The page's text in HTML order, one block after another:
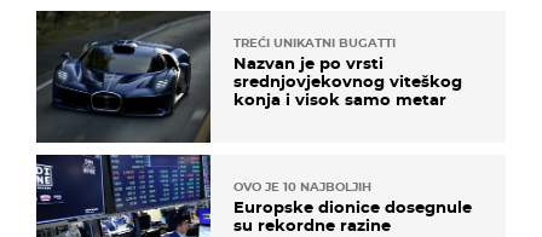
TREĆI UNIKATNI BUGATTI
Nazvan je po vrsti
srednjovjekovnog viteškog
konja i visok samo metar
OVO JE 10 NAJBOLJIH
Europske dionice dosegnule
su rekordne razine